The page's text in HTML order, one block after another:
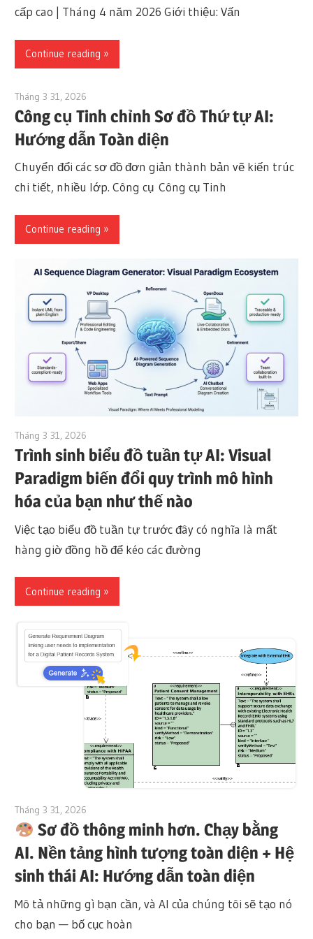
cấp cao | Tháng 4 năm 2026 Giới thiệu: Vấn
Continue reading
Tháng 3 31, 2026
Công cụ Tinh chỉnh Sơ đồ Thứ tự AI:
Hướng dẫn Toàn diện
Chuyển đổi các sơ đồ đơn giản thành bản vẽ kiến trúc
chi tiết, nhiều lớp. Công cụ Công cụ Tinh
Continue reading
Tháng 3 31, 2026
Trình sinh biểu đồ tuần tự AI: Visual
Paradigm biến đổi quy trình mô hình
hóa của bạn như thế nào
Việc tạo biểu đồ tuần tự trước đây có nghĩa là mất
hàng giờ đồng hồ để kéo các đường
Continue reading
Tháng 3 31, 2026
Sơ đồ thông minh hơn. Chạy bằng
AI. Nền tảng hình tượng toàn diện + Hệ
sinh thái AI: Hướng dẫn toàn diện
Mô tả những gì bạn cần, và AI của chúng tôi sẽ tạo nó
cho bạn — bố cục hoàn